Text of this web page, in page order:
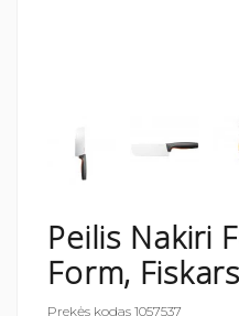
Peilis Nakiri
Form, Fiskars
Prekės kodas 1057537